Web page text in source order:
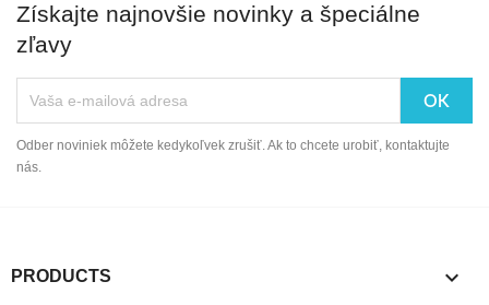
Získajte najnovšie novinky a špeciálne
zľavy
Odber noviniek môžete kedykoľvek zrušiť. Ak to chcete urobiť, kontaktujte
nás.
PRODUCTS 